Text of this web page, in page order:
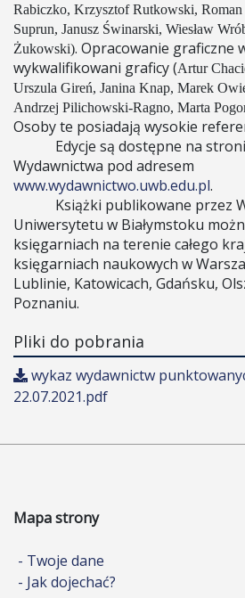
Rabiczko, Krzysztof Rutkowski,
Suprun, Janusz Świnarski, Wiesław
Żukowski). Opracowanie graficzne
wykwalifikowani graficy (Artur
Urszula Gireń, Janina Knap, Marek
Andrzej Pilichowski-Ragno, Marta
Osoby te posiadają wysokie
Edycje są dostępne na
Wydawnictwa pod adresem
www.wydawnictwo.uwb.edu.pl.
Książki publikowane przez
Uniwersytetu w Białymstoku
księgarniach na terenie całego
księgarniach naukowych w
Lublinie, Katowicach, Gdańsku,
Poznaniu.
Pliki do pobrania
wykaz wydawnictw
22.07.2021.pdf
Mapa strony
- Twoje dane
- Jak dojechać?